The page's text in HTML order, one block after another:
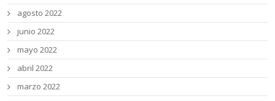
agosto 2022
junio 2022
mayo 2022
abril 2022
marzo 2022